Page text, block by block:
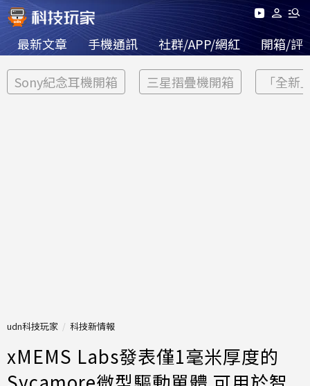
最新文章 手機通訊 社群/APP/網紅 開箱/評
Sony紀念耳機開箱 三星摺疊機開箱 「全新
udn科技玩家 科技新情報
xMEMS Labs發表僅1毫米厚度的